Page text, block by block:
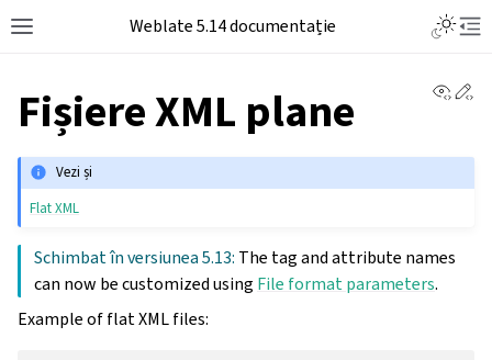
Weblate 5.14 documentație
Fișiere XML plane
Vezi și
Flat XML
Schimbat în versiunea 5.13: The tag and attribute names
can now be customized using File format parameters.
Example of flat XML files: